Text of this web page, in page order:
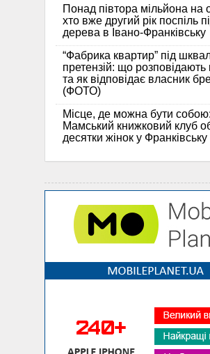
Понад півтора мільйона на
хто вже другий рік поспіль
дерева в Івано-Франківську
“Фабрика квартир” під
претензій: що розповідають
та як відповідає власник
(ФОТО)
Місце, де можна бути
Мамський книжковий клуб
десятки жінок у